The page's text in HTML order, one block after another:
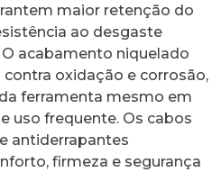
maior retenção do
ao desgaste
acabamento niquelado
oxidação e corrosão,
ferramenta mesmo em
uso frequente. Os cabos
antiderrapantes
firmeza e segurança